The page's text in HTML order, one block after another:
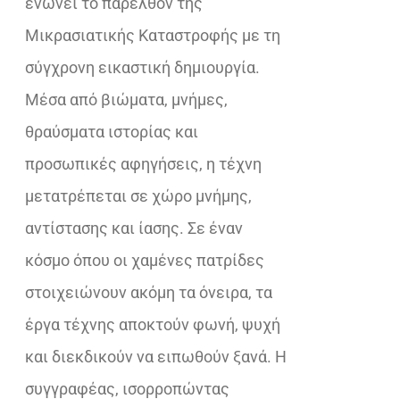
Μικρασιατικής Καταστροφής με τη
σύγχρονη εικαστική δημιουργία.
Μέσα από βιώματα, μνήμες,
θραύσματα ιστορίας και
προσωπικές αφηγήσεις, η τέχνη
μετατρέπεται σε χώρο μνήμης,
αντίστασης και ίασης. Σε έναν
κόσμο όπου οι χαμένες πατρίδες
στοιχειώνουν ακόμη τα όνειρα, τα
έργα τέχνης αποκτούν φωνή, ψυχή
και διεκδικούν να ειπωθούν ξανά. Η
συγγραφέας, ισορροπώντας